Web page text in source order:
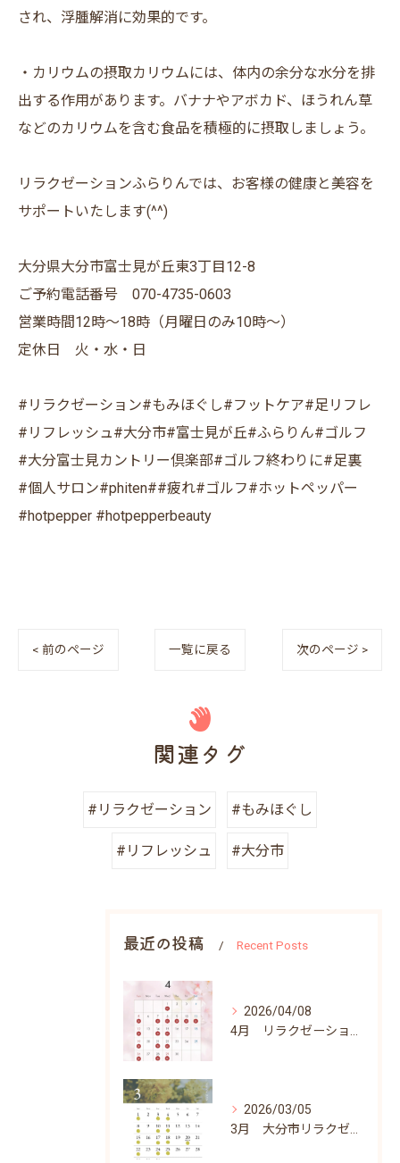
され、浮腫解消に効果的です。
・カリウムの摂取カリウムには、体内の余分な水分を排
出する作用があります。バナナやアボカド、ほうれん草
などのカリウムを含む食品を積極的に摂取しましょう。
リラクゼーションふらりんでは、お客様の健康と美容を
サポートいたします(^^)
大分県大分市富士見が丘東3丁目12-8
ご予約電話番号 070-4735-0603
営業時間12時〜18時（月曜日のみ10時〜）
定休日 火・水・日
#リラクゼーション#もみほぐし#フットケア#足リフレ
#リフレッシュ#大分市#富士見が丘#ふらりん#ゴルフ
#大分富士見カントリー倶楽部#ゴルフ終わりに#足裏
#個人サロン#phiten##疲れ#ゴルフ#ホットペッパー
#hotpepper #hotpepperbeauty
< 前のページ 一覧に戻る 次のページ >
関連タグ
#リラクゼーション #もみほぐし
#リフレッシュ #大分市
最近の投稿 Recent Posts
2026/04/08
2026/03/05